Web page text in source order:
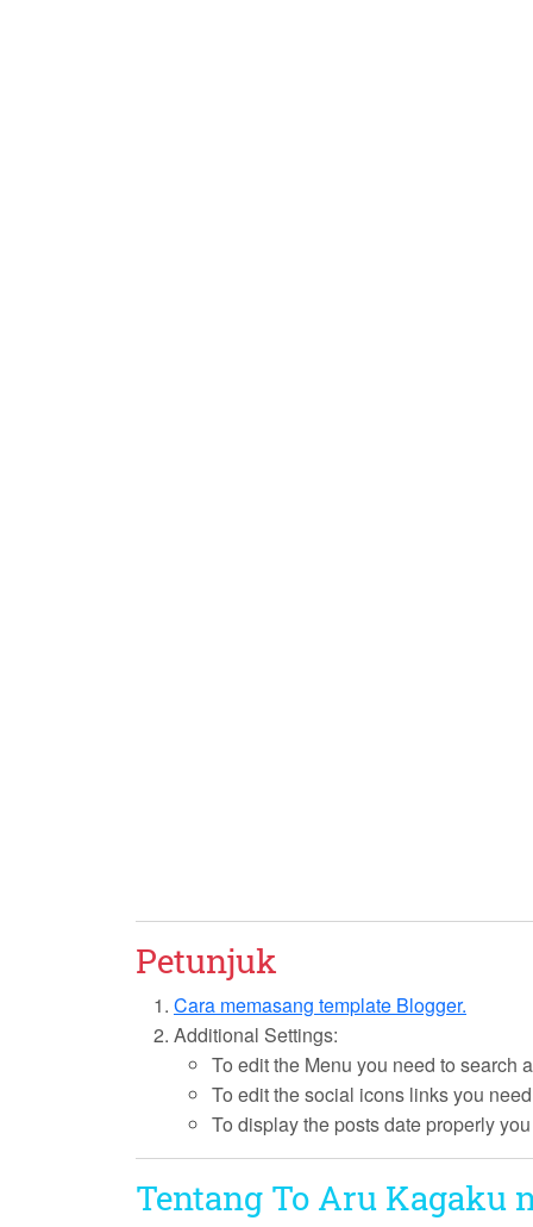
Petunjuk
Cara memasang template Blogger.
Additional Settings:
To edit the Menu you need to search
To edit the social icons links you
To display the posts date properly
Tentang To Aru Kagaku